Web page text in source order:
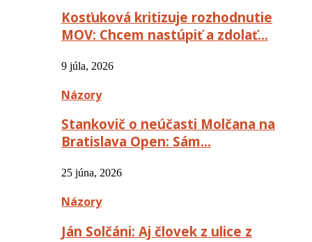
Kosťuková kritizuje rozhodnutie
MOV: Chcem nastúpiť a zdolať…
9 júla, 2026
Názory
Stankovič o neúčasti Molčana na
Bratislava Open: Sám…
25 júna, 2026
Názory
Ján Solčáni: Aj človek z ulice z